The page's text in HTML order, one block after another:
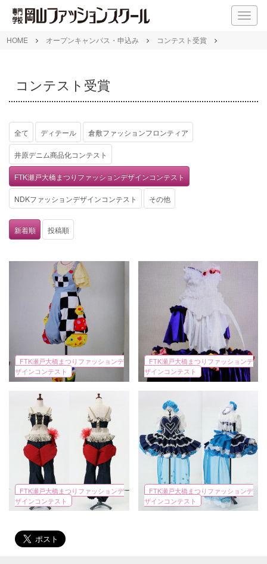
M
E
HOME オープンキャンパス・申込み コンテスト受賞
コンテスト受賞
全て ディテール 倉敷ファッションフロンティア
井原デニム商品化コンテスト
FTK瀬戸大橋まつりファッションデザインコンテスト
NDKファッションデザインコンテスト その他
新着順 投稿順
FTK瀬戸大橋まつりファッションデ
ザインコンテスト
FTK瀬戸大橋まつりファッションデ
ザインコンテスト
FTK瀬戸大橋まつりファッションデ
ザインコンテスト
FTK瀬戸大橋まつりファッションデ
ザインコンテスト